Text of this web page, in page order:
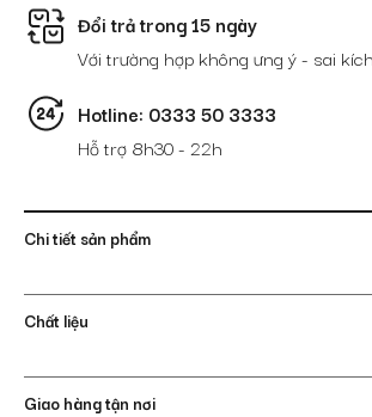
Đổi trả trong 15 ngày
Với trường hợp không ưng ý - sai
Hotline: 0333 50 3333
Hỗ trợ 8h30 - 22h
Chi tiết sản phẩm
Chất liệu
Giao hàng tận nơi